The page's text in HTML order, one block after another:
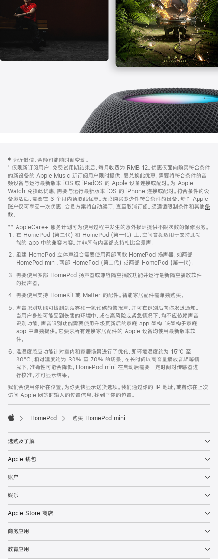
页
页
脚
注
‡ 为近似值。金额可能随时间变动。
⁺ 仅限新订阅用户。免费试用期结束后，每月收费为 RMB 12。优惠仅面向购买符合条件
的新设备的 Apple Music 新订阅用户限时提供。要兑换此优惠，需要将符合条件的音
频设备与运行最新版本 iOS 或 iPadOS 的 Apple 设备连接或配对。为 Apple
Watch 兑换此优惠，需要与运行最新版本 iOS 的 iPhone 连接或配对。符合条件的设
备激活后，需要在 3 个月内领取此优惠。无论购买多少件符合条件的设备，每个 Apple
账户仅可享受一次优惠。会员方案将自动续订，直至取消订阅。须遵循限制条件和其他条
款。
窗
口
中
打
开)
** AppleCare+ 服务计划可为使用过程中发生的意外损坏提供不限次数的保修服务。
在 HomePod (第二代) 和 HomePod (第一代) 上，空间音频适用于支持此功
能的 app 中的兼容内容。并非所有内容都支持杜比全景声。
组建 HomePod 立体声组合需要使用两部同款 HomePod 扬声器，如两部
HomePod mini、两部 HomePod (第二代) 或两部 HomePod (第一代)。
需要使用多部 HomePod 扬声器或兼容隔空播放功能并运行最新隔空播放软件
的扬声器。
需要使用支持 HomeKit 或 Matter 的配件。智能家居配件需单独购买。
声音识别功能可检测到烟雾和一氧化碳的警报声，并可在识别后向你发送通知。
当用户身处可能受到伤害的环境中，或在高风险或紧急情况下，均不应依赖声音
识别功能。声音识别功能需要使用升级更新后的家庭 app 架构，该架构于家庭
app 中单独提供。它要求所有连接家居配件的 Apple 设备均使用最新版本软
件。
温湿度感应功能针对室内和家居场景进行了优化，即环境温度约为 15ºC 至
30ºC、相对湿度约为 30% 至 70% 的场景。在长时间以高音量播放音频等情
况下，准确性可能会降低。HomePod mini 在启动后需要一定时间对传感器进
行校准，才可显示结果。
我们会使用你所在位置，为你更快显示送货选项。我们通过你的 IP 地址，或者你在上次
访问 Apple 网站时输入的位置信息，找到了你的位置。
HomePod 购买 HomePod mini
选购及了解
Apple 钱包
账户
娱乐
Apple Store 商店
商务应用
教育应用